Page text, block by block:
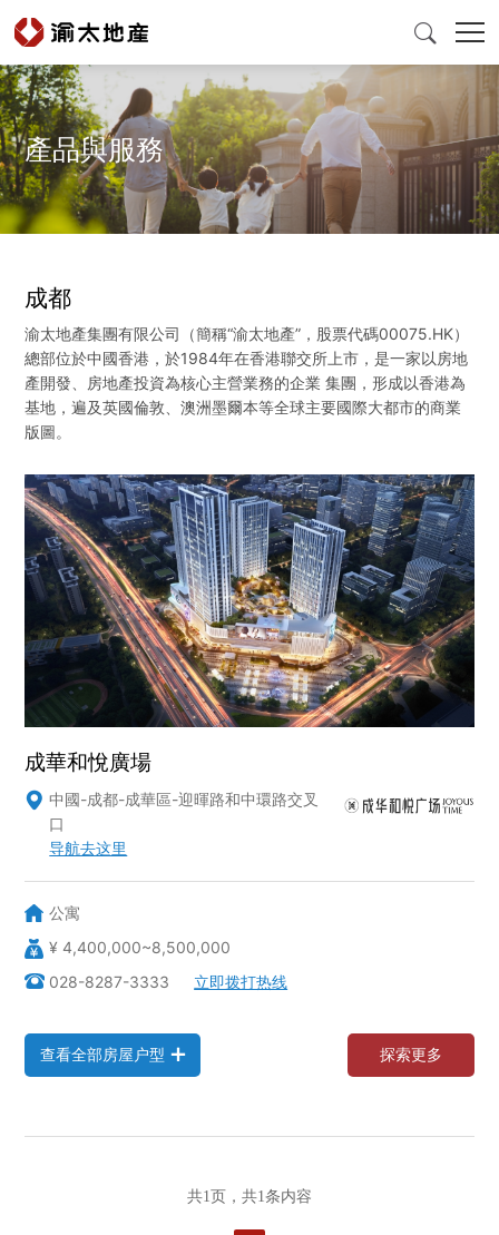

首頁
產品與服務
爲什麽選擇渝太
新聞中心
社會責任
關於渝太
合作商平臺
 登录您的帐户
產品與服務
成都
渝太地產集團有限公司（簡稱“渝太地產”，股票代碼00075.HK）
總部位於中國香港，於1984年在香港聯交所上市，是一家以房地
產開發、房地產投資為核心主營業務的企業 集團，形成以香港為
基地，遍及英國倫敦、澳洲墨爾本等全球主要國際大都市的商業
版圖。
成華和悅廣場
 中國-成都-成華區-迎暉路和中環路交叉
口
导航去这里
公寓
¥ 4,400,000~8,500,000
028-8287-3333
立即拨打热线
查看全部房屋户型
查看全部房屋户型
探索更多
探索更多
共1页，共1条内容